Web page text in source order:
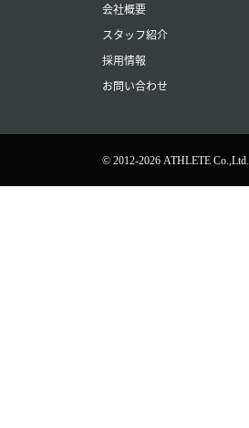
会社概要
スタッフ紹介
採用情報
お問い合わせ
© 2012-2026 ATHLETE Co.,Ltd.